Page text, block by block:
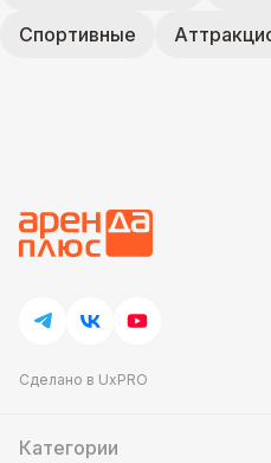
Спортивные
Сделано в UxPRO
Категории